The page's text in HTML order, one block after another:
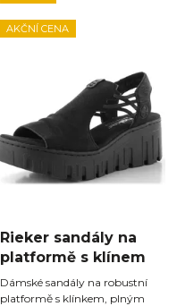
AKČNÍ CENA
Rieker sandály na
platformě s klínem
Dámské sandály na robustní
platformě s klínkem, plným